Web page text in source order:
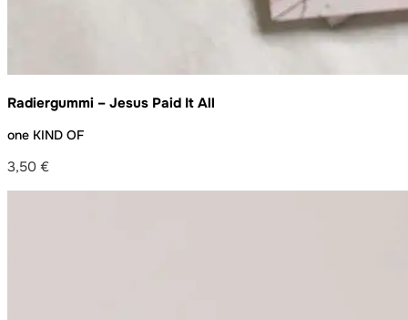
Radiergummi – Jesus Paid It All
one KIND OF
3,50 €